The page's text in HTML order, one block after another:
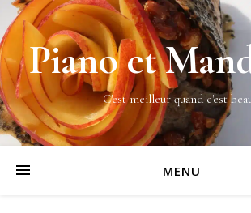
Piano et
C'est meilleur quand c'est
MENU